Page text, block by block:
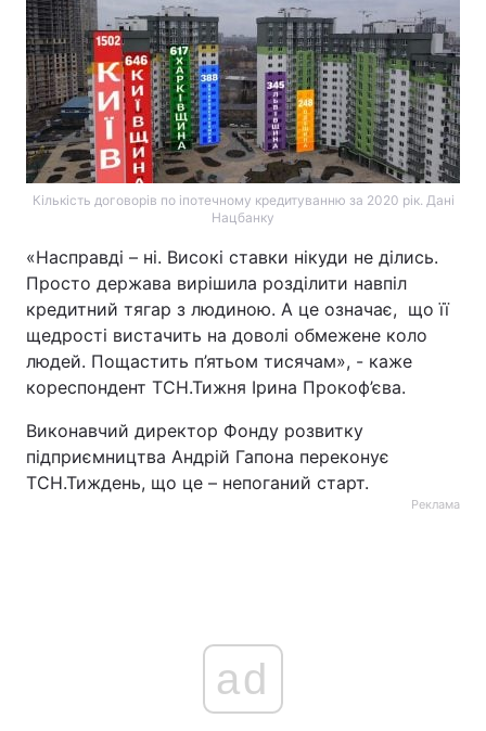
Кількість договорів по іпотечному кредитуванню за 2020 рік. Дані
Нацбанку
«Насправді – ні. Високі ставки нікуди не ділись.
Просто держава вирішила розділити навпіл
кредитний тягар з людиною. А це означає, що її
щедрості вистачить на доволі обмежене коло
людей. Пощастить п’ятьом тисячам», - каже
кореспондент ТСН.Тижня Ірина Прокоф’єва.
Виконавчий директор Фонду розвитку
підприємництва Андрій Гапона переконує
ТСН.Тиждень, що це – непоганий старт.
Реклама
ad